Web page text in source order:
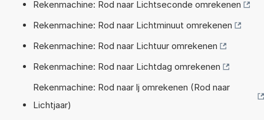
Rekenmachine: Rod naar Lichtseconde omrekenen
Rekenmachine: Rod naar Lichtminuut omrekenen
Rekenmachine: Rod naar Lichtuur omrekenen
Rekenmachine: Rod naar Lichtdag omrekenen
Rekenmachine: Rod naar lj omrekenen (Rod naar
Lichtjaar)